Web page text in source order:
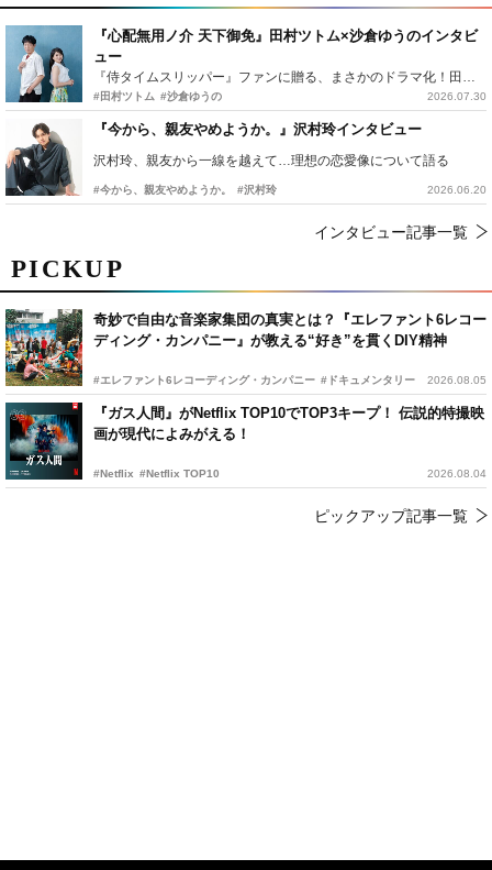
PICKUP
奇妙で自由な音楽家集団の真実とは？『エレファント6レコー
ディング・カンパニー』が教える“好き”を貫くDIY精神
#エレファント6レコーディング・カンパニー #ドキュメンタリー 2026.08.05
『ガス人間』がNetflix TOP10でTOP3キープ！ 伝説的特撮映
画が現代によみがえる！
#Netflix #Netflix TOP10 2026.08.04
ピックアップ記事一覧
『心配無用ノ介 天下御免』田村ツトム×沙倉ゆうのインタビ
ュー
『侍タイムスリッパー』ファンに贈る、まさかのドラマ化！田村ツトム×沙倉ゆうのが語る『心配無用ノ介』撮影秘話
#田村ツトム #沙倉ゆうの 2026.07.30
『今から、親友やめようか。』沢村玲インタビュー
沢村玲、親友から一線を越えて…理想の恋愛像について語る
#今から、親友やめようか。 #沢村玲 2026.06.20
インタビュー記事一覧